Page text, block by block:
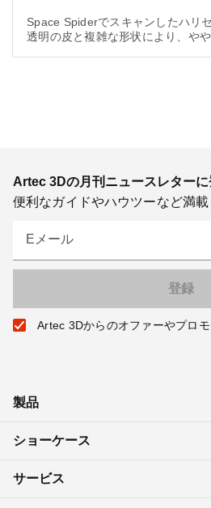
Space Spiderでスキャンしたハリ
透明の皮と複雑な形状により、やや
Artec 3Dの月刊ニュースレターに
便利なガイドやハウツーなど満載
Eメール
Artec 3Dからのオファーやプロ
製品
ショーケース
サービス